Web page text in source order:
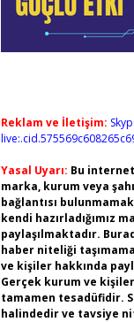
Reklam ve İletişim:
Yasal Uyarı: Bu
marka, kurum veya
bağlantısı
kendi hazırladığımız
paylaşılmaktadır.
haber niteliği
ve kişiler hakkında
Gerçek kurum ve
tamamen tesadüfidir.
halindedir ve tavsiye